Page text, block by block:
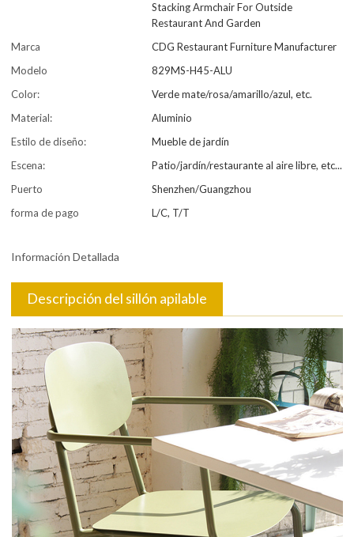
Stacking Armchair For Outside
Restaurant And Garden
Marca
CDG Restaurant Furniture Manufacturer
Modelo
829MS-H45-ALU
Color:
Verde mate/rosa/amarillo/azul, etc.
Material:
Aluminio
Estilo de diseño:
Mueble de jardín
Escena:
Patio/jardín/restaurante al aire libre, etc...
Puerto
Shenzhen/Guangzhou
forma de pago
L/C, T/T
Información Detallada
Descripción del sillón apilable